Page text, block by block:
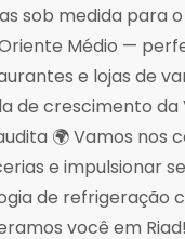
sob medida para
Médio —
e lojas de
de crescimento da
🌍 Vamos nos
e impulsionar
de refrigeração
você em Riad!